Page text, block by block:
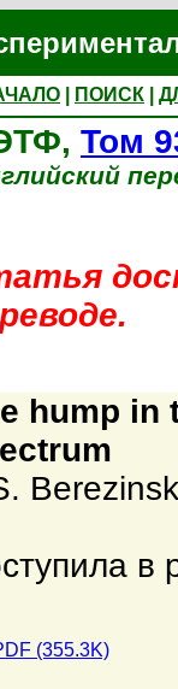
ПОИСК
Том
hump in
в
(355.3K)